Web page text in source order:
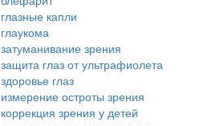
глазные капли
глаукома
затуманивание зрения
защита глаз от ультрафиолета
здоровье глаз
измерение остроты зрения
коррекция зрения у детей